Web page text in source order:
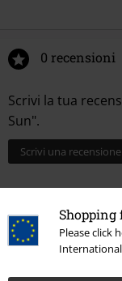
Please click
International
0 recensioni
Scrivi la tua
Sun".
Scrivi una recensione